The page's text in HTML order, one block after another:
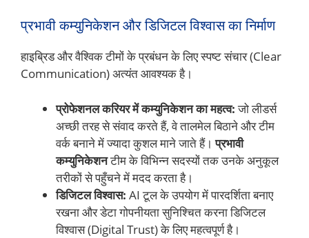
प्रभावी कम्युनिकेशन और डिजिटल विश्वास का निर्माण
हाइब्रिड और वैश्विक टीमों के प्रबंधन के लिए स्पष्ट संचार (Clear
Communication) अत्यंत आवश्यक है।
प्रोफेशनल करियर में कम्युनिकेशन का महत्व:जो लीडर्स
अच्छी तरह से संवाद करते हैं, वे तालमेल बिठाने और टीम
वर्क बनाने में ज्यादा कुशल माने जाते हैं।प्रभावी
कम्युनिकेशनटीम के विभिन्न सदस्यों तक उनके अनुकूल
तरीकों से पहुँचने में मदद करता है।
डिजिटल विश्वास: AI टूल के उपयोग में पारदर्शिता बनाए
रखना और डेटा गोपनीयता सुनिश्चित करना डिजिटल
विश्वास (Digital Trust) के लिए महत्वपूर्ण है।